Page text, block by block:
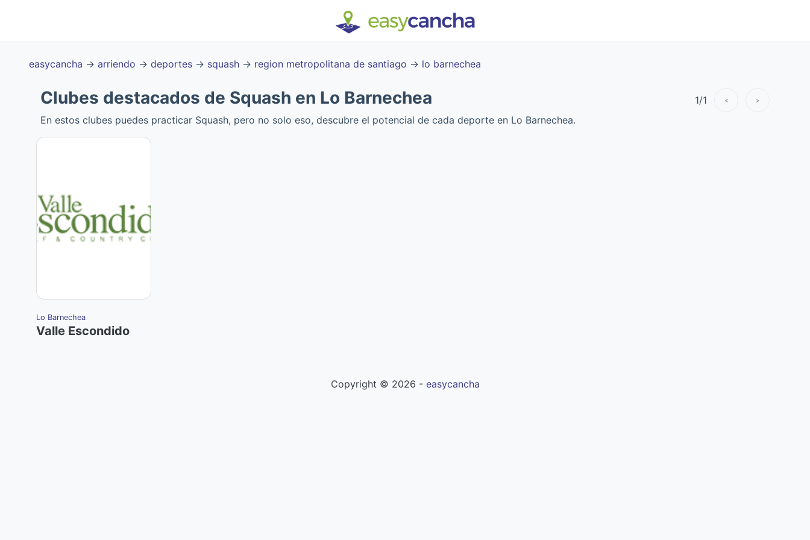
easycancha → arriendo → deportes → squash → region metropolitana de santiago → lo barnechea
Lo Barnechea
Valle Escondido
Clubes destacados de Squash en Lo Barnechea
En estos clubes puedes practicar Squash, pero no solo eso, descubre el potencial de cada deporte en Lo Barnechea.
1/1 < >
Copyright © 2026 - easycancha